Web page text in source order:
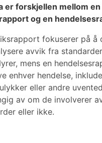
er forskjellen mellom en
og en
fokuserer på å
avvik fra
mens en
enhver hendelse,
eller andre
av om de involverer
eller ikke.